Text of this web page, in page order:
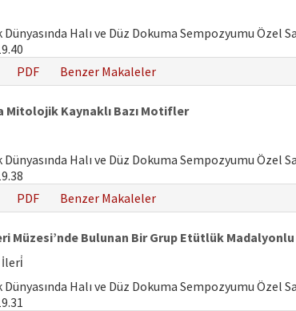
Dünyasında Halı ve Düz Dokuma Sempozyumu Özel
PDF Benzer Makaleler
Mitolojik Kaynaklı Bazı Motifler
Dünyasında Halı ve Düz Dokuma Sempozyumu Özel
PDF Benzer Makaleler
Müzesi’nde Bulunan Bir Grup Etütlük Madalyonlu
İleri̇
Dünyasında Halı ve Düz Dokuma Sempozyumu Özel